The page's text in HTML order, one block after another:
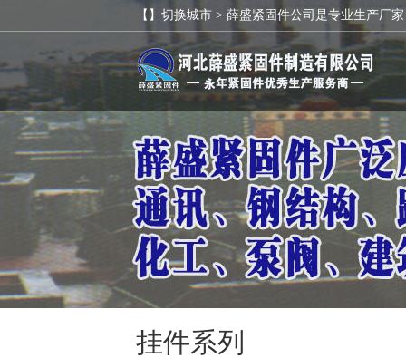
【】切换城市 > 薛盛紧固件公司是专业生产厂
挂件系列